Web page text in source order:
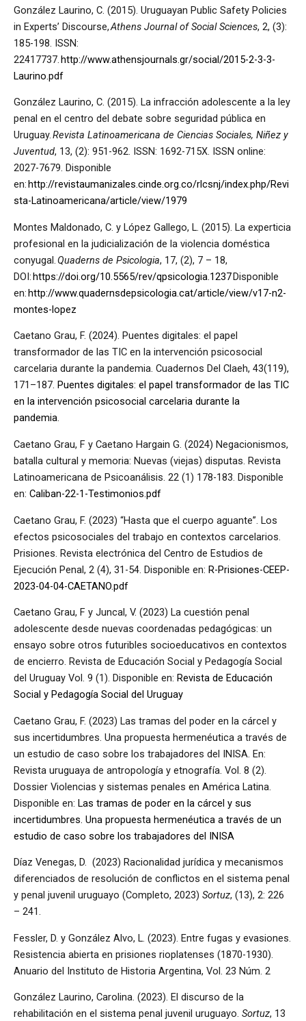
González Laurino, C. (2015). Uruguayan Public Safety Policies
in Experts’ Discourse,Athens Journal of Social Sciences, 2, (3):
185-198. ISSN:
22417737.http://www.athensjournals.gr/social/2015-2-3-3-
Laurino.pdf
González Laurino, C. (2015). La infracción adolescente a la ley
penal en el centro del debate sobre seguridad pública en
Uruguay.Revista Latinoamericana de Ciencias Sociales, Niñez y
Juventud, 13, (2): 951-962. ISSN: 1692-715X. ISSN online:
2027-7679. Disponible
en:http://revistaumanizales.cinde.org.co/rlcsnj/index.php/Revi
sta-Latinoamericana/article/view/1979
Montes Maldonado, C. y López Gallego, L. (2015). La experticia
profesional en la judicialización de la violencia doméstica
conyugal.Quaderns de Psicologia, 17, (2), 7 – 18,
DOI:https://doi.org/10.5565/rev/qpsicologia.1237Disponible
en:http://www.quadernsdepsicologia.cat/article/view/v17-n2-
montes-lopez
Caetano Grau, F. (2024). Puentes digitales: el papel
transformador de las TIC en la intervención psicosocial
carcelaria durante la pandemia. Cuadernos Del Claeh, 43(119),
171–187. Puentes digitales: el papel transformador de las TIC
en la intervención psicosocial carcelaria durante la
pandemia.
Caetano Grau, F y Caetano Hargain G. (2024) Negacionismos,
batalla cultural y memoria: Nuevas (viejas) disputas. Revista
Latinoamericana de Psicoanálisis. 22 (1) 178-183. Disponible
en: Caliban-22-1-Testimonios.pdf
Caetano Grau, F. (2023) “Hasta que el cuerpo aguante”. Los
efectos psicosociales del trabajo en contextos carcelarios.
Prisiones. Revista electrónica del Centro de Estudios de
Ejecución Penal, 2 (4), 31-54. Disponible en: R-Prisiones-CEEP-
2023-04-04-CAETANO.pdf
Caetano Grau, F y Juncal, V. (2023) La cuestión penal
adolescente desde nuevas coordenadas pedagógicas: un
ensayo sobre otros futuribles socioeducativos en contextos
de encierro. Revista de Educación Social y Pedagogía Social
del Uruguay Vol. 9 (1). Disponible en: Revista de Educación
Social y Pedagogía Social del Uruguay
Caetano Grau, F. (2023) Las tramas del poder en la cárcel y
sus incertidumbres. Una propuesta hermenéutica a través de
un estudio de caso sobre los trabajadores del INISA. En:
Revista uruguaya de antropología y etnografía. Vol. 8 (2).
Dossier Violencias y sistemas penales en América Latina.
Disponible en: Las tramas de poder en la cárcel y sus
incertidumbres. Una propuesta hermenéutica a través de un
estudio de caso sobre los trabajadores del INISA
Díaz Venegas, D. (2023) Racionalidad jurídica y mecanismos
diferenciados de resolución de conflictos en el sistema penal
y penal juvenil uruguayo (Completo, 2023) Sortuz, (13), 2: 226
– 241.
Fessler, D. y González Alvo, L. (2023). Entre fugas y evasiones.
Resistencia abierta en prisiones rioplatenses (1870-1930).
Anuario del Instituto de Historia Argentina, Vol. 23 Núm. 2
González Laurino, Carolina. (2023). El discurso de la
rehabilitación en el sistema penal juvenil uruguayo. Sortuz, 13